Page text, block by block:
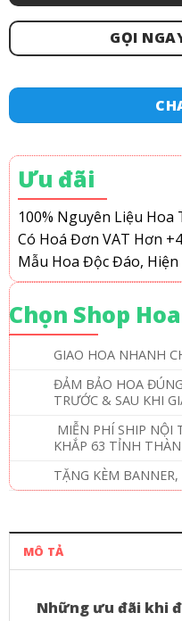
GỌI
Ưu đãi
100% Nguyên Liệu Hoa
Có Hoá Đơn VAT Hơn
Mẫu Hoa Độc Đáo,
Chọn Shop
GIAO HOA NHANH
ĐẢM BẢO HOA
TRƯỚC & SAU KHI
MIỄN PHÍ SHIP NỘI
KHẮP 63 TỈNH
TẶNG KÈM BANNER,
MÔ TẢ
Những ưu đãi khi